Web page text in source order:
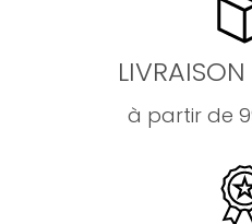
à partir de